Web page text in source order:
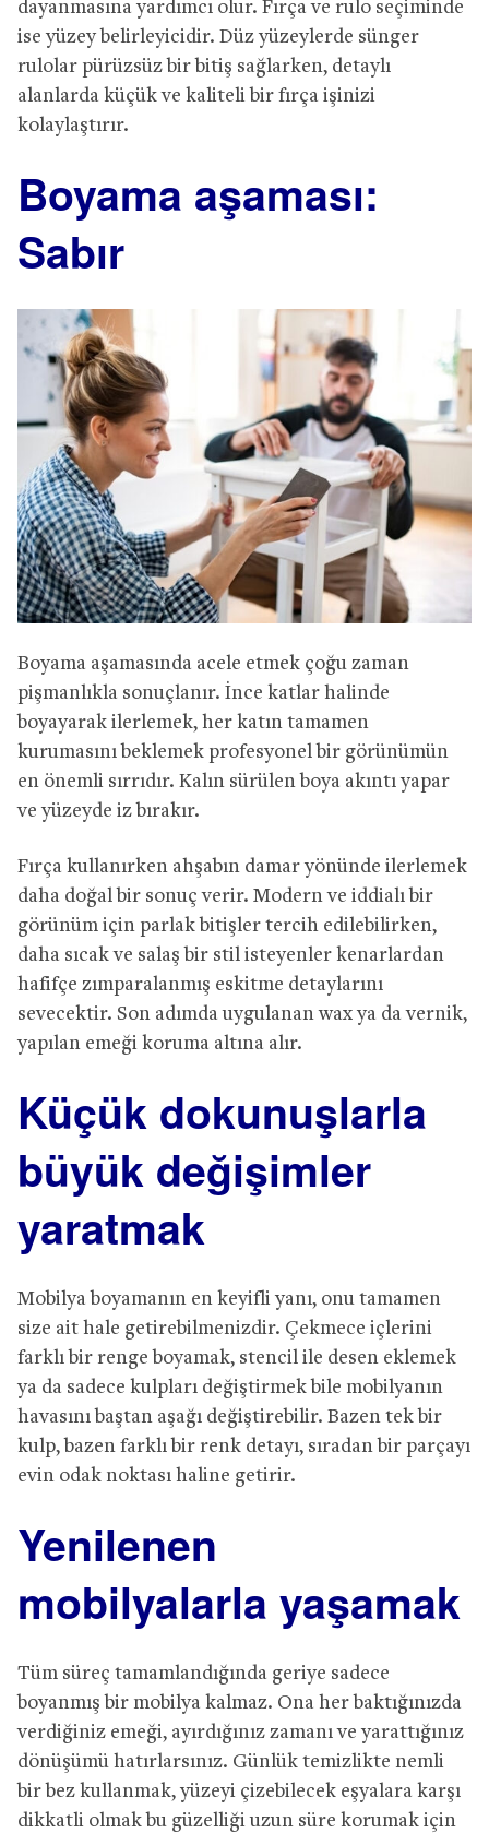
dayanmasına yardımcı olur. Fırça ve rulo seçiminde
ise yüzey belirleyicidir. Düz yüzeylerde sünger
rulolar pürüzsüz bir bitiş sağlarken, detaylı
alanlarda küçük ve kaliteli bir fırça işinizi
kolaylaştırır.
Boyama aşaması:
Sabır
Boyama aşamasında acele etmek çoğu zaman
pişmanlıkla sonuçlanır. İnce katlar halinde
boyayarak ilerlemek, her katın tamamen
kurumasını beklemek profesyonel bir görünümün
en önemli sırrıdır. Kalın sürülen boya akıntı yapar
ve yüzeyde iz bırakır.
Fırça kullanırken ahşabın damar yönünde ilerlemek
daha doğal bir sonuç verir. Modern ve iddialı bir
görünüm için parlak bitişler tercih edilebilirken,
daha sıcak ve salaş bir stil isteyenler kenarlardan
hafifçe zımparalanmış eskitme detaylarını
sevecektir. Son adımda uygulanan wax ya da vernik,
yapılan emeği koruma altına alır.
Küçük dokunuşlarla
büyük değişimler
yaratmak
Mobilya boyamanın en keyifli yanı, onu tamamen
size ait hale getirebilmenizdir. Çekmece içlerini
farklı bir renge boyamak, stencil ile desen eklemek
ya da sadece kulpları değiştirmek bile mobilyanın
havasını baştan aşağı değiştirebilir. Bazen tek bir
kulp, bazen farklı bir renk detayı, sıradan bir parçayı
evin odak noktası haline getirir.
Yenilenen
mobilyalarla yaşamak
Tüm süreç tamamlandığında geriye sadece
boyanmış bir mobilya kalmaz. Ona her baktığınızda
verdiğiniz emeği, ayırdığınız zamanı ve yarattığınız
dönüşümü hatırlarsınız. Günlük temizlikte nemli
bir bez kullanmak, yüzeyi çizebilecek eşyalara karşı
dikkatli olmak bu güzelliği uzun süre korumak için